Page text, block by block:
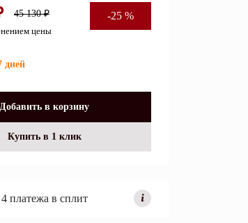
Комбинированные
комоды
Распашные шкафы
45 130 ₽
цены
-25 %
дней
Добавить в корзину
Купить в 1 клик
платежа в сплит